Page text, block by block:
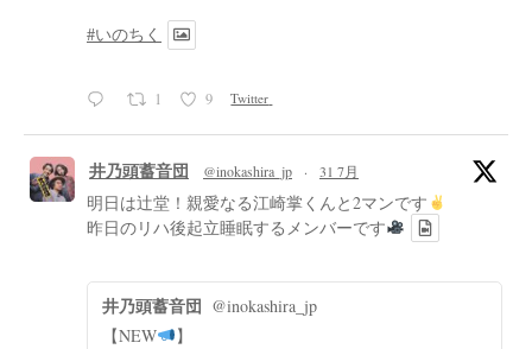
#いのちく
1 9 Twitter
井乃頭蓄音団 @inokashira_jp · 31 7月
明日は辻堂！親愛なる江崎掌くんと2マンです
昨日のリハ後起立睡眠するメンバーです
井乃頭蓄音団 @inokashira_jp
【NEW
】